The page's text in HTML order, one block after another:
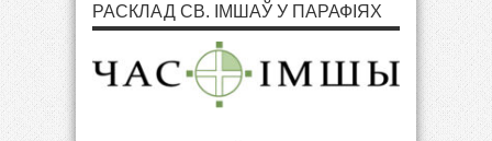
РАСКЛАД СВ. ІМШАЎ У ПАРАФІЯХ